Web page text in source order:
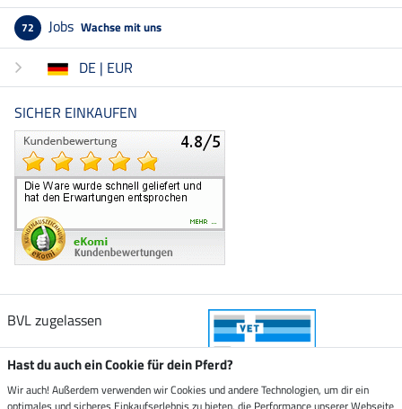
72 Jobs Wachse mit uns
DE | EUR
SICHER EINKAUFEN
BVL zugelassen
Hast du auch ein Cookie für dein Pferd?
Wir auch! Außerdem verwenden wir Cookies und andere Technologien, um dir ein